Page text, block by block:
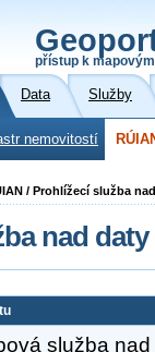
přístup k
Data Služby
nemovitostí
/ Prohlížecí služba
nad daty
služba